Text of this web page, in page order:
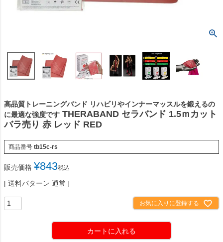
高品質トレーニングバンド リハビリやインナーマッスルを鍛えるの
に最適な強度です THERABAND セラバンド 1.5ｍカット
バラ売り 赤 レッド RED
商品番号 tb15c-rs
販売価格 ¥843税込
送料パターン 通常
お気に入りに登録する
カートに入れる